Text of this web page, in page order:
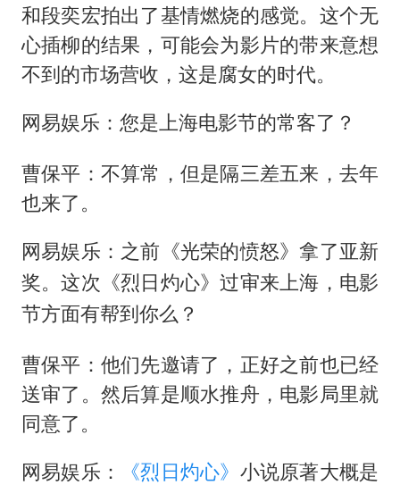
和段奕宏拍出了基情燃烧的感觉。这个无
心插柳的结果，可能会为影片的带来意想
不到的市场营收，这是腐女的时代。
网易娱乐：您是上海电影节的常客了？
曹保平：不算常，但是隔三差五来，去年
也来了。
网易娱乐：之前《光荣的愤怒》拿了亚新
奖。这次《烈日灼心》过审来上海，电影
节方面有帮到你么？
曹保平：他们先邀请了，正好之前也已经
送审了。然后算是顺水推舟，电影局里就
同意了。
网易娱乐： 《烈日灼心》 小说原著大概是